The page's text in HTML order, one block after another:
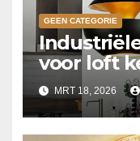
GEEN CATEGORIE
voor loft
MRT 18, 2026